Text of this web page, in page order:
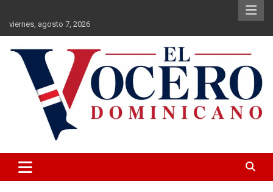
contenido
viernes, agosto 7, 2026
El Vocero Dominicano